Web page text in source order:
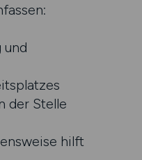
und
der Stelle
hilft